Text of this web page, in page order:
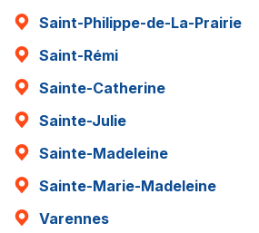
Saint-Philippe-de-La-Prairie
Saint-Rémi
Sainte-Catherine
Sainte-Julie
Sainte-Madeleine
Sainte-Marie-Madeleine
Varennes